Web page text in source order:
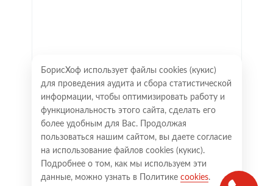
БорисХоф использует файлы cookies (кукиc)
для проведения аудита и сбора статистической
информации, чтобы оптимизировать работу и
функциональность этого сайта, сделать его
более удобным для Вас. Продолжая
пользоваться нашим сайтом, вы даете согласие
на использование файлов cookies (кукиc).
Подробнее о том, как мы используем эти
данные, можно узнать в Политике cookies.